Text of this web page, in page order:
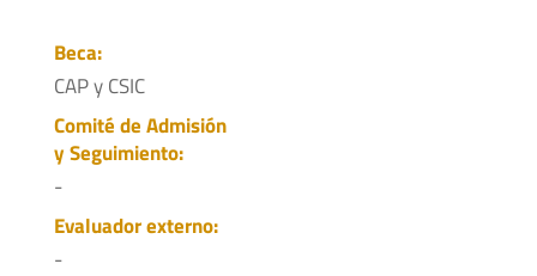
Beca:
CAP y CSIC
Comité de Admisión
y Seguimiento:
-
Evaluador externo:
-